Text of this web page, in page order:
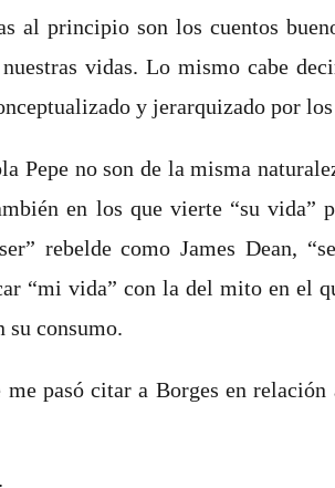
al principio son los cuentos
vidas. Lo mismo cabe
y jerarquizado por
Pepe no son de la misma
en los que vierte “su vida”
rebelde como James Dean,
“mi vida” con la del mito en el
su consumo.
pasó citar a Borges en